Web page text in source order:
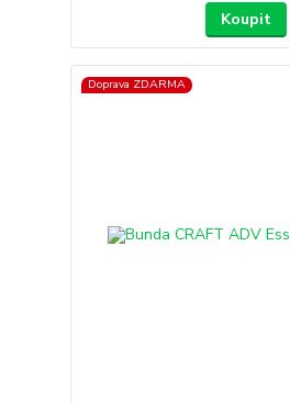
Koupit
Doprava ZDARMA